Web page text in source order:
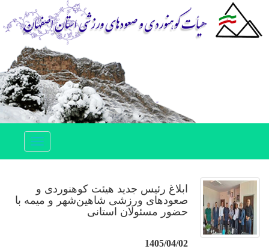
Toggle
ابلاغ رئیس جدید هیئت کوهنوردی و
صعودهای ورزشی شاهین‌شهر و میمه با
حضور مسئولان استانی
1405/04/02